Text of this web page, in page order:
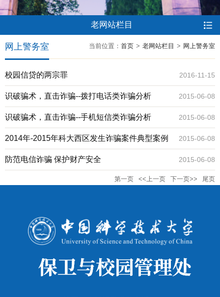
老网站栏目
当前位置： 首页 > 老网站栏目 > 网上警务室
网上警务室
校园信贷的两宗罪 2016-11-15
识破骗术，直击诈骗--拨打电话类诈骗分析 2015-06-08
识破骗术，直击诈骗--手机短信类诈骗分析 2015-06-08
2014年-2015年科大西区发生诈骗案件典型案例 2015-06-08
防范电信诈骗 保护财产安全 2015-06-08
第一页 <<上一页 下一页>> 尾页